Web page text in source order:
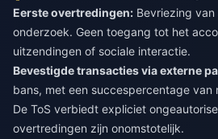
Eerste overtredingen: Bevriezing
onderzoek. Geen toegang tot het
uitzendingen of sociale interactie.
Bevestigde transacties via externe
bans, met een succespercentage van
De ToS verbiedt expliciet
overtredingen zijn onomstotelijk.